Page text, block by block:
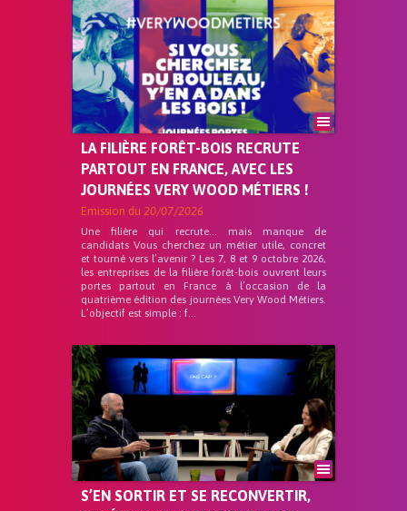
LA FILIÈRE FORÊT-BOIS RECRUTE
PARTOUT EN FRANCE, AVEC LES
JOURNÉES VERY WOOD MÉTIERS !
Emission du 20/07/2026
Une filière qui recrute… mais manque de
candidats Vous cherchez un métier utile, concret
et tourné vers l’avenir ? Les 7, 8 et 9 octobre 2026,
les entreprises de la filière forêt-bois ouvrent leurs
portes partout en France à l’occasion de la
quatrième édition des journées Very Wood Métiers.
L’objectif est simple : f...
S’EN SORTIR ET SE RECONVERTIR,